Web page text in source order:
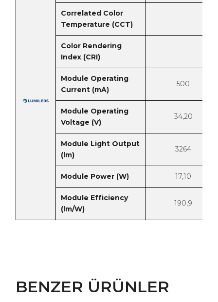
Correlated Color
Temperature (CCT)
Color Rendering
Index (CRI)
Module Operating
Current (mA)
500
Module Operating
Voltage (V)
34,20
Module Light Output
(lm)
3264
Module Power (W) 17,10
Module Efficiency
(lm/W)
190,9
BENZER ÜRÜNLER